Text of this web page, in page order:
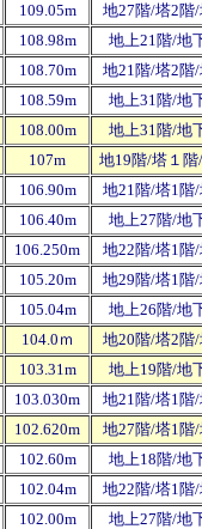
109.05m
地27階/塔2階
108.98m
地上21階/地
108.70m
地21階/塔2階
108.59m
地上31階/地
108.00m
地上31階/地
107m
地19階/塔１階
106.90m
地21階/塔1階
106.40m
地上27階/地
106.250m
地22階/塔1階
105.20m
地29階/塔1階
105.04m
地上26階/地
104.0ｍ
地20階/塔2階
103.31m
地上19階/地
103.030m
地21階/塔1階
102.620m
地27階/塔1階
102.60m
地上18階/地
102.04m
地22階/塔1階
102.00m
地上27階/地